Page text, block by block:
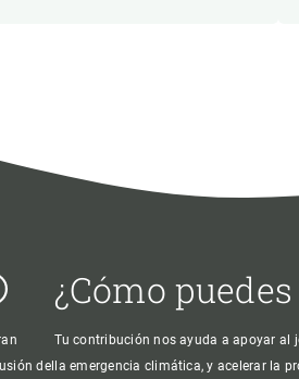
del
¿Cómo
Tu contribución nos ayuda a apoyar al
la emergencia climática, y acelerar la